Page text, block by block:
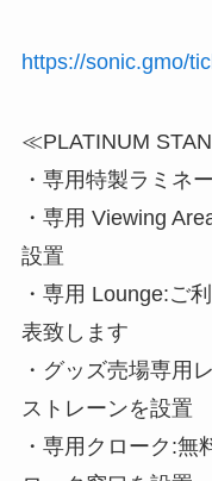
https://sonic.gmo/
≪PLATINUM
・専用特製ラミネ
・専用 Viewing
設置
・専用 Lounge:ご
表致します
・グッズ売場専用
ストレーンを設置
・専用クローク:無